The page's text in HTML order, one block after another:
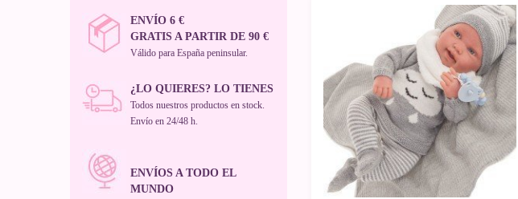
ENVÍO 6 €
GRATIS A PARTIR DE 90 €
Válido para España peninsular.
¿LO QUIERES? LO TIENES
Todos nuestros productos en stock.
Envío en 24/48 h.
ENVÍOS A TODO EL
MUNDO